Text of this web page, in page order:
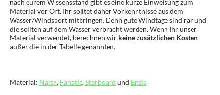
nach eurem Wissensstand gibt es eine kurze Einweisung zum
Material vor Ort. Ihr solltet daher Vorkenntnisse aus dem
Wasser/Windsport mitbringen. Denn gute Windtage sind rar und
die sollten auf dem Wasser verbracht werden. Wenn Ihr unser
Material verwendet, berechnen wir keine zusätzlichen Kosten
außer die in der Tabelle genannten.
Material: Naish, Fanatic,Starboard und Ensis